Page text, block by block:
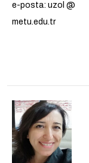
e-posta: uzol @
metu.edu.tr